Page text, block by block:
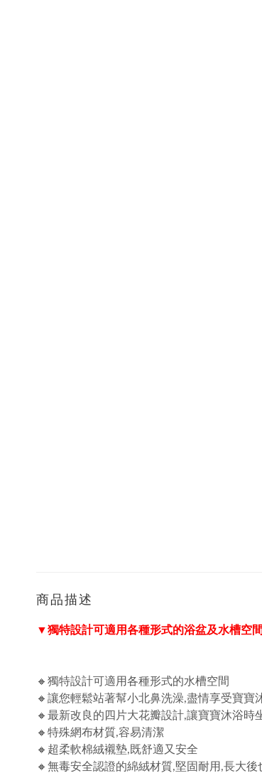
商品描述
▼獨特設計可適用各種形式的浴盆及水槽空
🔸獨特設計可適用各種形式的水槽空間
🔸讓您輕鬆站著幫小北鼻洗澡,盡情享受寶寶
🔸最新改良的四片大花瓣設計,讓寶寶沐浴時
🔸特殊網布材質,容易清潔
🔸超柔軟棉絨襯墊,既舒適又安全
🔸無毒安全認證的綿絨材質,堅固耐用,長大